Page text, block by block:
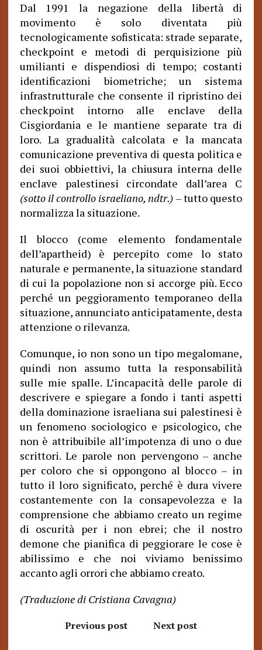
Dal 1991 la negazione della libertà di
movimento è solo diventata più
tecnologicamente sofisticata: strade separate,
checkpoint e metodi di perquisizione più
umilianti e dispendiosi di tempo; costanti
identificazioni biometriche; un sistema
infrastrutturale che consente il ripristino dei
checkpoint intorno alle enclave della
Cisgiordania e le mantiene separate tra di
loro. La gradualità calcolata e la mancata
comunicazione preventiva di questa politica e
dei suoi obbiettivi, la chiusura interna delle
enclave palestinesi circondate dall’area C
(sotto il controllo israeliano, ndtr.) – tutto questo
normalizza la situazione.
Il blocco (come elemento fondamentale
dell’apartheid) è percepito come lo stato
naturale e permanente, la situazione standard
di cui la popolazione non si accorge più. Ecco
perché un peggioramento temporaneo della
situazione, annunciato anticipatamente, desta
attenzione o rilevanza.
Comunque, io non sono un tipo megalomane,
quindi non assumo tutta la responsabilità
sulle mie spalle. L’incapacità delle parole di
descrivere e spiegare a fondo i tanti aspetti
della dominazione israeliana sui palestinesi è
un fenomeno sociologico e psicologico, che
non è attribuibile all’impotenza di uno o due
scrittori. Le parole non pervengono – anche
per coloro che si oppongono al blocco – in
tutto il loro significato, perché è dura vivere
costantemente con la consapevolezza e la
comprensione che abbiamo creato un regime
di oscurità per i non ebrei; che il nostro
demone che pianifica di peggiorare le cose è
abilissimo e che noi viviamo benissimo
accanto agli orrori che abbiamo creato.
(Traduzione di Cristiana Cavagna)
Previous post Next post